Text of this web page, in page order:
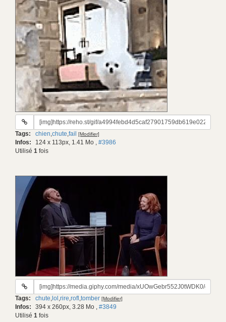
URL
gif:
Tags: chien,chute,fail [Modifier]
Infos: 124 x 113px, 1.41 Mo , #3986
Utilisé 1 fois
URL
gif:
Tags: chute, lol ,rire,rofl ,tomber [Modifier]
Infos: 394 x 260px, 3.28 Mo , #3849
Utilisé 1 fois